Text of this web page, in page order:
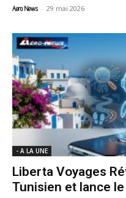
Aero News - 29 mai 2026
- A LA UNE
Liberta Voyages
Tunisien et lance